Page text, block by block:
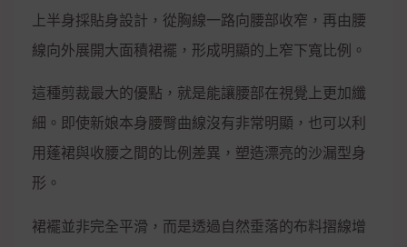
上半身採貼身設計，從胸線一路向腰部收窄，再由腰
線向外展開大面積裙襬，形成明顯的上窄下寬比例。
這種剪裁最大的優點，就是能讓腰部在視覺上更加纖
細。即使新娘本身腰臀曲線沒有非常明顯，也可以利
用蓬裙與收腰之間的比例差異，塑造漂亮的沙漏型身
形。
裙襬並非完全平滑，而是透過自然垂落的布料摺線增